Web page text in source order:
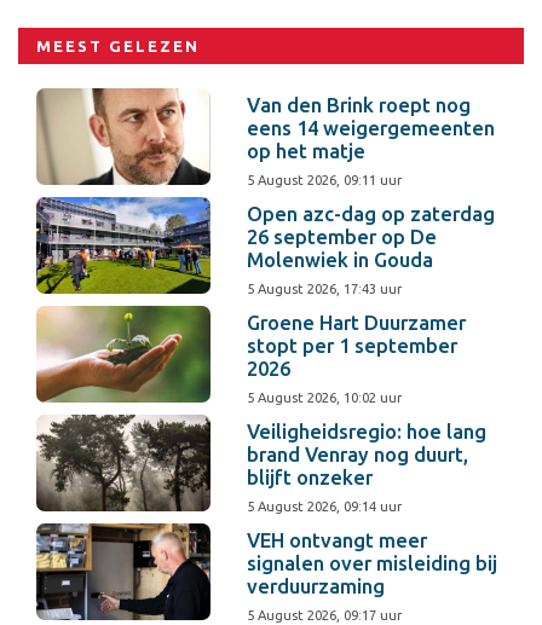
MEEST GELEZEN
Van den Brink roept nog
eens 14 weigergemeenten
op het matje
5 August 2026, 09:11 uur
Open azc-dag op zaterdag
26 september op De
Molenwiek in Gouda
5 August 2026, 17:43 uur
Groene Hart Duurzamer
stopt per 1 september
2026
5 August 2026, 10:02 uur
Veiligheidsregio: hoe lang
brand Venray nog duurt,
blijft onzeker
5 August 2026, 09:14 uur
VEH ontvangt meer
signalen over misleiding bij
verduurzaming
5 August 2026, 09:17 uur